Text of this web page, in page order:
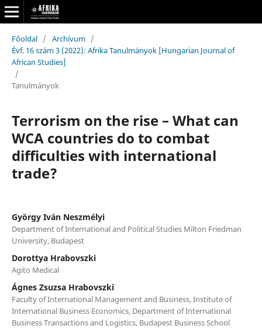
Főoldal / Archívum /
Évf. 16 szám 3 (2022): Afrika Tanulmányok [Hungarian Journal of
African Studies]
/
Tanulmányok
Terrorism on the rise – What can
WCA countries do to combat
difficulties with international
trade?
György Iván Neszmélyi
Department of International and Political Studies Milton Friedman
University, Budapest
Dorottya Hrabovszki
Agito Medical
Ágnes Zsuzsa Hrabovszki
Faculty of International Management and Business, Institute of
International Business Economics, Department of International
Business Transactions and Logistics, Budapest Business School